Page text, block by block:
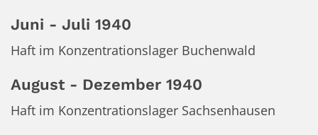
Juni - Juli 1940
Haft im Konzentrationslager Buchenwald
August - Dezember 1940
Haft im Konzentrationslager Sachsenhausen